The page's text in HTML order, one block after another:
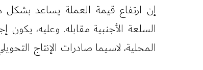
إن ارتفاع قيمة العملة يساعد
السلعة الأجنبية مقابله. وعليه،
المحلية، لاسيما صادرات الإنتاج